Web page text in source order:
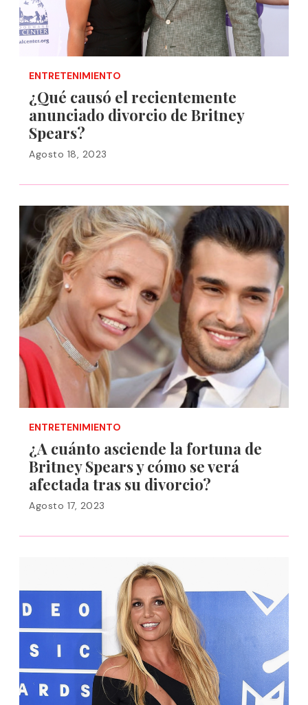
ENTRETENIMIENTO
¿Qué causó el recientemente
anunciado divorcio de Britney
Spears?
Agosto 18, 2023
ENTRETENIMIENTO
¿A cuánto asciende la fortuna de
Britney Spears y cómo se verá
afectada tras su divorcio?
Agosto 17, 2023